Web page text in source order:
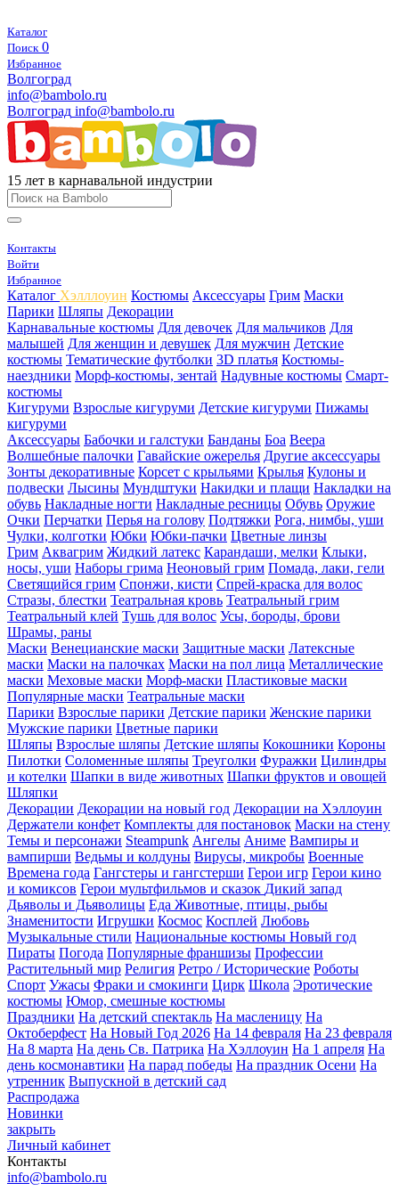
Каталог
Поиск 0
Избранное
Волгоград
info@bambolo.ru
Волгоград info@bambolo.ru
15 лет в карнавальной индустрии
Контакты
Войти
Избранное
Каталог Хэлллоуин Костюмы Аксессуары Грим Маски
Парики Шляпы Декорации
Карнавальные костюмы Для девочек Для мальчиков Для
малышей Для женщин и девушек Для мужчин Детские
костюмы Тематические футболки 3D платья Костюмы-
наездники Морф-костюмы, зентай Надувные костюмы Смарт-
костюмы
Кигуруми Взрослые кигуруми Детские кигуруми Пижамы
кигуруми
Аксессуары Бабочки и галстуки Банданы Боа Веера
Волшебные палочки Гавайские ожерелья Другие аксессуары
Зонты декоративные Корсет с крыльями Крылья Кулоны и
подвески Лысины Мундштуки Накидки и плащи Накладки на
обувь Накладные ногти Накладные ресницы Обувь Оружие
Очки Перчатки Перья на голову Подтяжки Рога, нимбы, уши
Чулки, колготки Юбки Юбки-пачки Цветные линзы
Грим Аквагрим Жидкий латекс Карандаши, мелки Клыки,
носы, уши Наборы грима Неоновый грим Помада, лаки, гели
Светящийся грим Спонжи, кисти Спрей-краска для волос
Стразы, блестки Театральная кровь Театральный грим
Театральный клей Тушь для волос Усы, бороды, брови
Шрамы, раны
Маски Венецианские маски Защитные маски Латексные
маски Маски на палочках Маски на пол лица Металлические
маски Меховые маски Морф-маски Пластиковые маски
Популярные маски Театральные маски
Парики Взрослые парики Детские парики Женские парики
Мужские парики Цветные парики
Шляпы Взрослые шляпы Детские шляпы Кокошники Короны
Пилотки Соломенные шляпы Треуголки Фуражки Цилиндры
и котелки Шапки в виде животных Шапки фруктов и овощей
Шляпки
Декорации Декорации на новый год Декорации на Хэллоуин
Держатели конфет Комплекты для постановок Маски на стену
Темы и персонажи Steampunk Ангелы Аниме Вампиры и
вампирши Ведьмы и колдуны Вирусы, микробы Военные
Времена года Гангстеры и гангстерши Герои игр Герои кино
и комиксов Герои мультфильмов и сказок Дикий запад
Дьяволы и Дьяволицы Еда Животные, птицы, рыбы
Знаменитости Игрушки Космос Косплей Любовь
Музыкальные стили Национальные костюмы Новый год
Пираты Погода Популярные франшизы Профессии
Растительный мир Религия Ретро / Исторические Роботы
Спорт Ужасы Фраки и смокинги Цирк Школа Эротические
костюмы Юмор, смешные костюмы
Праздники На детский спектакль На масленицу На
Октоберфест На Новый Год 2026 На 14 февраля На 23 февраля
На 8 марта На день Св. Патрика На Хэллоуин На 1 апреля На
день космонавтики На парад победы На праздник Осени На
утренник Выпускной в детский сад
Распродажа
Новинки
закрыть
Личный кабинет
Контакты
info@bambolo.ru